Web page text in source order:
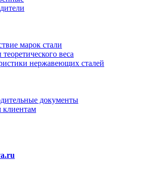
марок стали
веса
нержавеющих сталей
документы